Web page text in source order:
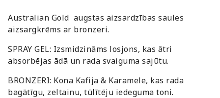
Australian Gold augstas aizsardzības saules
aizsargkrēms ar bronzeri.
SPRAY GEL: Izsmidzināms losjons, kas ātri
absorbējas ādā un rada svaiguma sajūtu.
BRONZERI: Kona Kafija & Karamele, kas rada
bagātīgu, zeltainu, tūlītēju iedeguma toni.